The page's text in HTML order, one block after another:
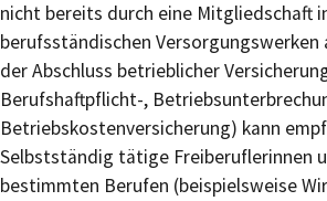
nicht bereits durch eine Mitgliedschaft
berufsständischen Versorgungswerken
der Abschluss betrieblicher
Berufshaftpflicht-,
Betriebskostenversicherung) kann
Selbstständig tätige Freiberuflerinnen
bestimmten Berufen (beispielsweise